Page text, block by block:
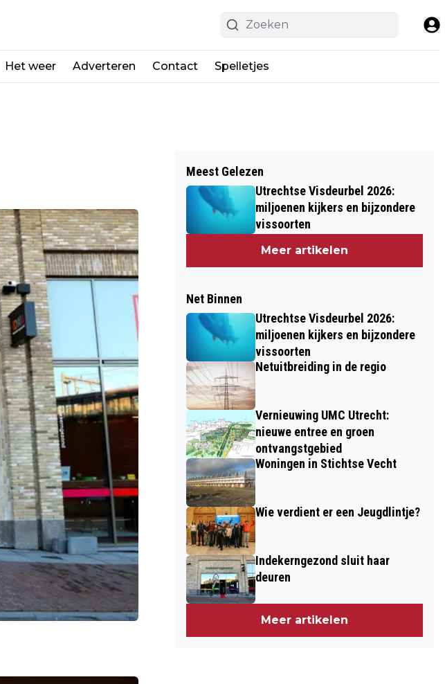
Het weer Adverteren Contact Spelletjes
Meest Gelezen
Utrechtse Visdeurbel 2026:
miljoenen kijkers en bijzondere
vissoorten
Meer artikelen
Net Binnen
Utrechtse Visdeurbel 2026:
miljoenen kijkers en bijzondere
vissoorten
Netuitbreiding in de regio
Vernieuwing UMC Utrecht:
nieuwe entree en groen
ontvangstgebied
Woningen in Stichtse Vecht
Wie verdient er een Jeugdlintje?
Indekerngezond sluit haar
deuren
Meer artikelen